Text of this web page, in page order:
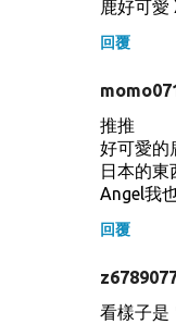
鹿好可愛
回覆
推推
好可愛的
日本的
Angel我
回覆
看樣子是